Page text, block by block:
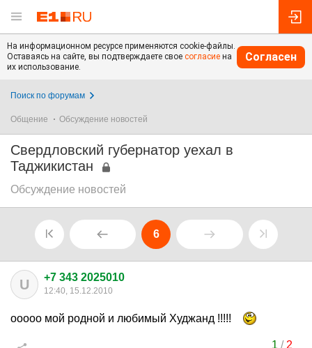
На информационном ресурсе применяются cookie-файлы.
Оставаясь на сайте, вы подтверждаете свое согласие на
их использование.
Согласен
Поиск по форумам
Общение Обсуждение новостей
Свердловский губернатор уехал в
Таджикистан
Обсуждение новостей
6
U +7 343 2025010
12:40, 15.12.2010
ооооо мой родной и любимый Худжанд !!!!!
1 / 2